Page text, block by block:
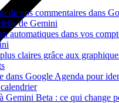
de vos commentaires dans
de Gemini
automatiques dans vos
claires grâce aux
dans Google Agenda pour
Gemini Beta : ce qui change